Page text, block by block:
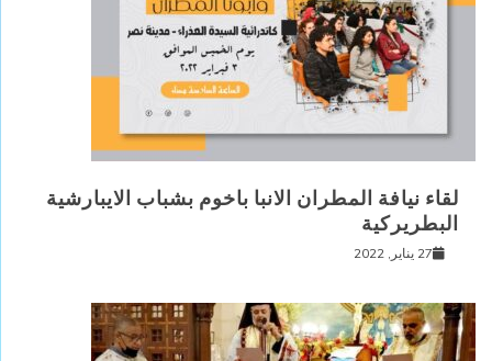
لقاء نيافة المطران الانبا باخوم بشباب الايبارشية
البطريركية
27 يناير, 2022